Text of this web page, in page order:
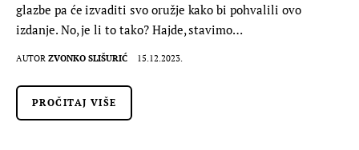
glazbe pa će izvaditi svo oružje kako bi pohvalili ovo
izdanje. No, je li to tako? Hajde, stavimo…
AUTOR ZVONKO SLIŠURIĆ 15.12.2023.
PROČITAJ VIŠE